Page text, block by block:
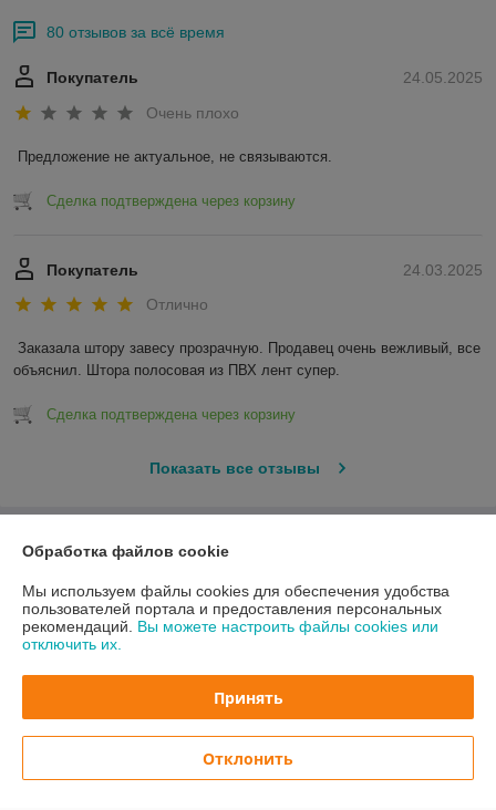
80 отзывов за всё время
24.05.2025
Покупатель
Очень плохо
Предложение не актуальное, не связываются.
Сделка подтверждена через корзину
24.03.2025
Покупатель
Отлично
Заказала штору завесу прозрачную. Продавец очень вежливый, все
объяснил. Штора полосовая из ПВХ лент супер.
Сделка подтверждена через корзину
Показать все отзывы
О нас
Контакты
Доставка и оплата
Обработка файлов cookie
Мы используем файлы cookies для обеспечения удобства
пользователей портала и предоставления персональных
рекомендаций. Вы можете настроить файлы cookies или
отключить их.
Принять
Отклонить